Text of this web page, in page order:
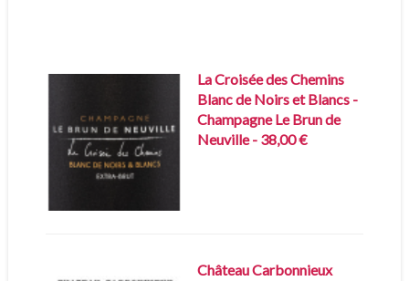
La Croisée des Chemins
Blanc de Noirs et Blancs -
Champagne Le Brun de
Neuville - 38,00 €
Château Carbonnieux